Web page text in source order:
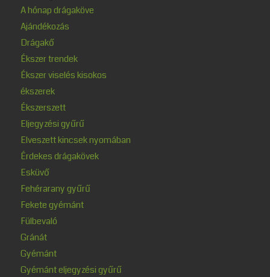
A hónap drágaköve
Ajándékozás
Drágakő
Ékszer trendek
Ékszer viselés kisokos
ékszerek
Ékszerszett
Eljegyzési gyűrű
Elveszett kincsek nyomában
Érdekes drágakövek
Esküvő
Fehérarany gyűrű
Fekete gyémánt
Fülbevaló
Gránát
Gyémánt
Gyémánt eljegyzési gyűrű